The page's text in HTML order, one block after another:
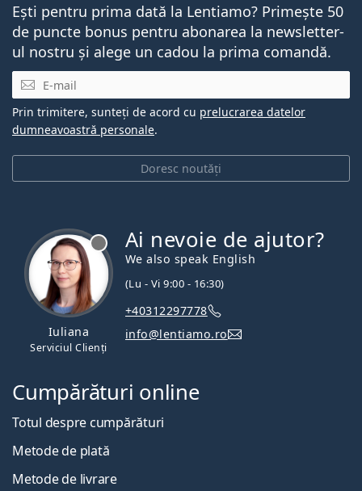
Ești pentru prima dată la Lentiamo? Primește 50
de puncte bonus pentru abonarea la newsletter-
ul nostru și alege un cadou la prima comandă.
E-mail
Doresc noutăți
Prin trimitere, sunteți de acord cu prelucrarea datelor
dumneavoastră personale.
Iuliana
Serviciul Clienți
Ai nevoie de ajutor?
We also speak English
(Lu - Vi 9:00 - 16:30)
+40312297778
info@lentiamo.ro
Cumpărături online
Totul despre cumpărături
Metode de plată
Metode de livrare